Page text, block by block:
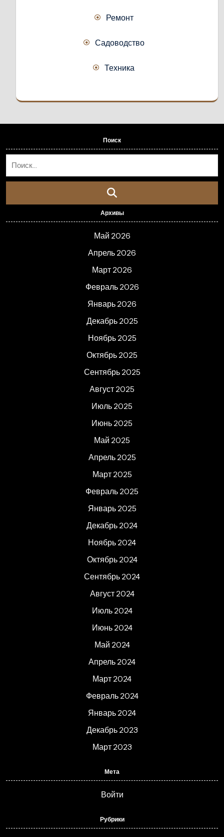
Ремонт
Садоводство
Техника
Поиск
Архивы
Май 2026
Апрель 2026
Март 2026
Февраль 2026
Январь 2026
Декабрь 2025
Ноябрь 2025
Октябрь 2025
Сентябрь 2025
Август 2025
Июль 2025
Июнь 2025
Май 2025
Апрель 2025
Март 2025
Февраль 2025
Январь 2025
Декабрь 2024
Ноябрь 2024
Октябрь 2024
Сентябрь 2024
Август 2024
Июль 2024
Июнь 2024
Май 2024
Апрель 2024
Март 2024
Февраль 2024
Январь 2024
Декабрь 2023
Март 2023
Мета
Войти
Рубрики